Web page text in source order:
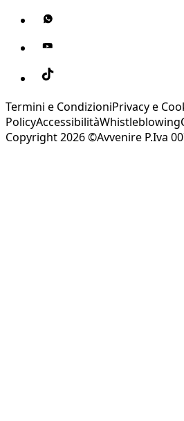
Termini e CondizioniPrivacy e
PolicyAccessibilitàWhistleblowing
Copyright 2026 ©Avvenire P.Iva